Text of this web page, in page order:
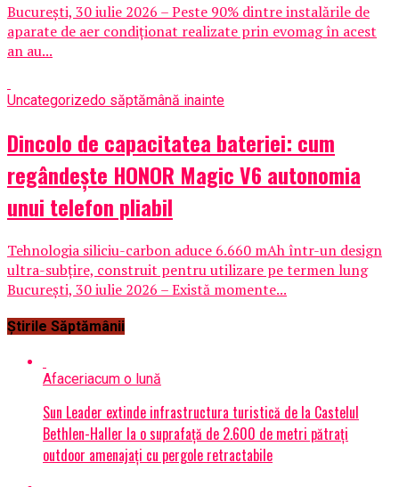
București, 30 iulie 2026 – Peste 90% dintre instalările de
aparate de aer condiționat realizate prin evomag în acest
an au...
Uncategorizedo săptămână inainte
Dincolo de capacitatea bateriei: cum
regândește HONOR Magic V6 autonomia
unui telefon pliabil
Tehnologia siliciu-carbon aduce 6.660 mAh într-un design
ultra-subțire, construit pentru utilizare pe termen lung
București, 30 iulie 2026 – Există momente...
Știrile Săptămânii
Afaceriacum o lună
Sun Leader extinde infrastructura turistică de la Castelul
Bethlen-Haller la o suprafață de 2.600 de metri pătrați
outdoor amenajați cu pergole retractabile